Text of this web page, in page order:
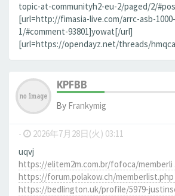
topic-at-communityh2-eu-2/paged/2/
[url=http://fimasia-live.com/arrc-asb-
1/#comment-93801]yowat[/url]
[url=https://opendayz.net/threads/
KPFBB
By Frankymig
- 2026年7月28日(火) 03:11
uqvj
https://elitem2m.com.br/fofoca/memberli
https://forum.polakow.ch/memberlist.php
https://bedlington.uk/profile/5979-